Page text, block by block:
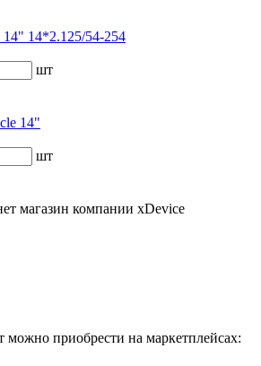
14*2.125/54-254
шт
14"
шт
магазин компании xDevice
можно приобрести на маркетплейсах: